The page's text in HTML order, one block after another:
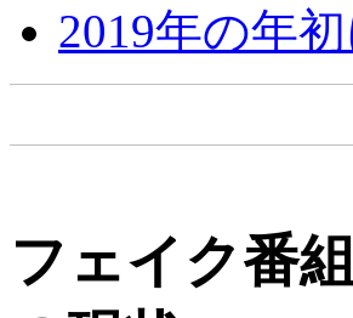
2019年の年
フェイク番